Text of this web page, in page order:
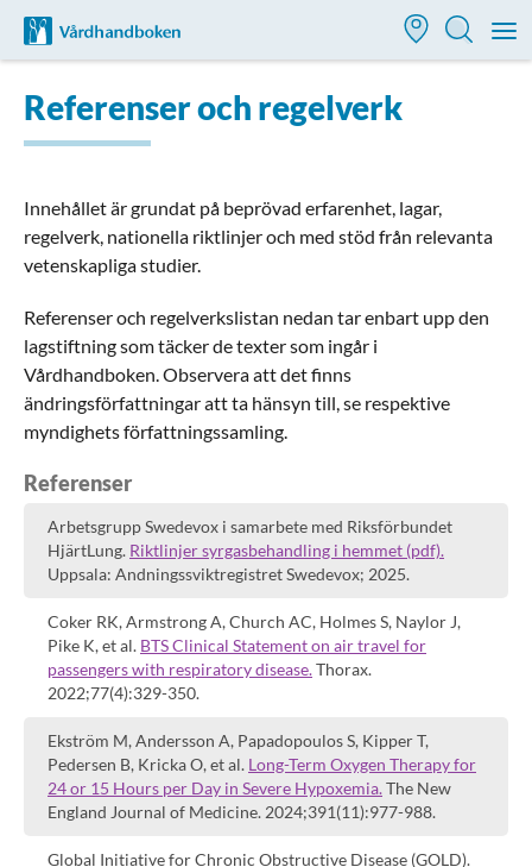
Till startsidan för Vårdhandboken
Referenser och regelverk
Innehållet är grundat på beprövad erfarenhet, lagar,
regelverk, nationella riktlinjer och med stöd från relevanta
vetenskapliga studier.
Referenser och regelverkslistan nedan tar enbart upp den
lagstiftning som täcker de texter som ingår i
Vårdhandboken. Observera att det finns
ändringsförfattningar att ta hänsyn till, se respektive
myndighets författningssamling.
Referenser
Arbetsgrupp Swedevox i samarbete med Riksförbundet
HjärtLung. Riktlinjer syrgasbehandling i hemmet (pdf).
Uppsala: Andningssviktregistret Swedevox; 2025.
Coker RK, Armstrong A, Church AC, Holmes S, Naylor J,
Pike K, et al. BTS Clinical Statement on air travel for
passengers with respiratory disease.Thorax.
2022;77(4):329-350.
Ekström M, Andersson A, Papadopoulos S, Kipper T,
Pedersen B, Kricka O, et al. Long-Term Oxygen Therapy for
24 or 15 Hours per Day in Severe Hypoxemia.The New
England Journal of Medicine. 2024;391(11):977-988.
Global Initiative for Chronic Obstructive Disease (GOLD).